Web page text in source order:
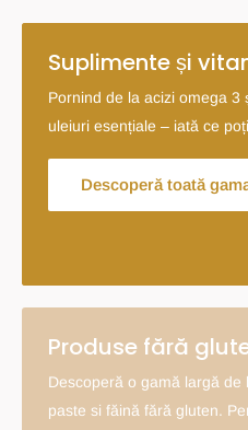
Suplimente și
Pornind de la acizi omega 3
uleiuri esențiale – iată ce
Descoperă toată
Produse fără
Descoperă o gamă largă de
paste si făină fără gluten.